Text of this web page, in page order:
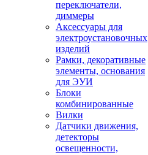
переключатели,
диммеры
Аксессуары для
электроустановочных
изделий
Рамки, декоративные
элементы, основания
для ЭУИ
Блоки
комбинированные
Вилки
Датчики движения,
детекторы
освещенности,